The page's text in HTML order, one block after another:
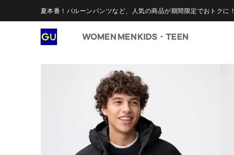
夏本番！バルーンパンツなど、人気の商品が期間限定でおトクに！
WOMEN MENKIDS・TEEN